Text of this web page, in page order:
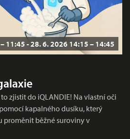
11:45 - 28. 6. 2026 14:15 – 14:45
zjistit do iQLANDIE! Na vlastní oči
kapalného dusíku, který
proměnit běžné suroviny v